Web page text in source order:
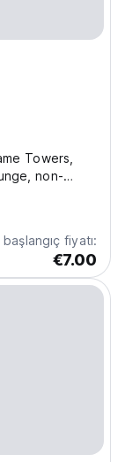
Towers,
non-
from
Train
fiyatı:
€7.00